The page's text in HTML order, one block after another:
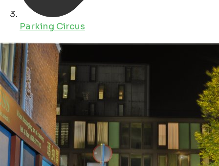
Parking Circus